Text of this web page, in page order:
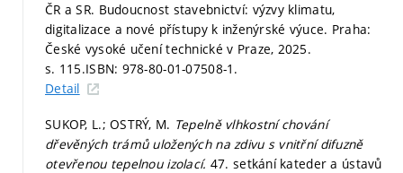
ČR a SR. Budoucnost stavebnictví: výzvy klimatu,
digitalizace a nové přístupy k inženýrské výuce. Praha:
České vysoké učení technické v Praze, 2025.
s. 115.ISBN: 978-80-01-07508-1.
Detail
SUKOP, L.; OSTRÝ, M. Tepelně vlhkostní chování
dřevěných trámů uložených na zdivu s vnitřní difuzně
otevřenou tepelnou izolací. 47. setkání kateder a ústavů